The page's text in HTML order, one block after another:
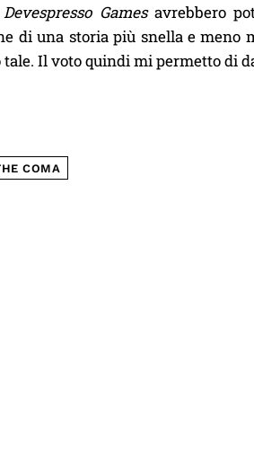
Devespresso Gamesavrebbero
di una storia più snella e meno
Il voto quindi mi permetto di
COMA